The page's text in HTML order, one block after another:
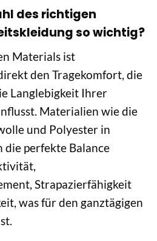
des richtigen
so wichtig?
Materials ist
den Tragekomfort, die
Langlebigkeit Ihrer
Materialien wie die
und Polyester in
die perfekte Balance
Strapazierfähigkeit
was für den ganztägigen